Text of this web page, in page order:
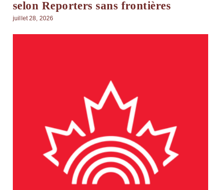
selon Reporters sans frontières
juillet 28, 2026